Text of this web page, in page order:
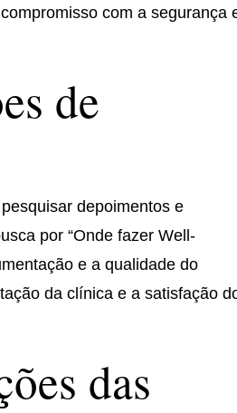
com a segurança
de
depoimentos e
por “Onde fazer Well-
e a qualidade do
da clínica e a satisfação
das